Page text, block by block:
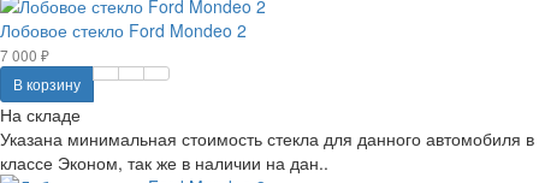
Лобовое стекло Ford Mondeo 2
7 000 ₽
В корзину
На складе
Указана минимальная стоимость стекла для данного автомобиля в
классе Эконом, так же в наличии на дан..